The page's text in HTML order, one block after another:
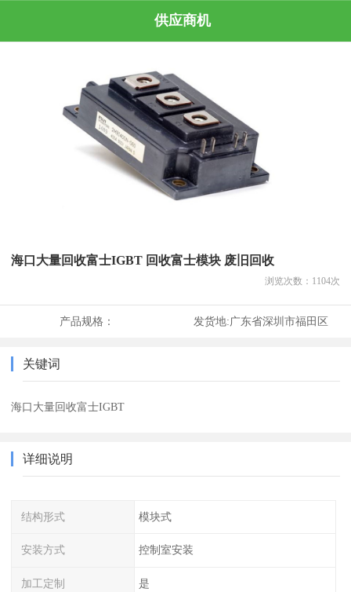
供应商机
海口大量回收富士IGBT 回收富士模块 废旧回收
浏览次数： 1104次
产品规格： 发货地:广东省深圳市福田区
关键词
海口大量回收富士IGBT
详细说明
结构形式 模块式
安装方式 控制室安装
加工定制 是